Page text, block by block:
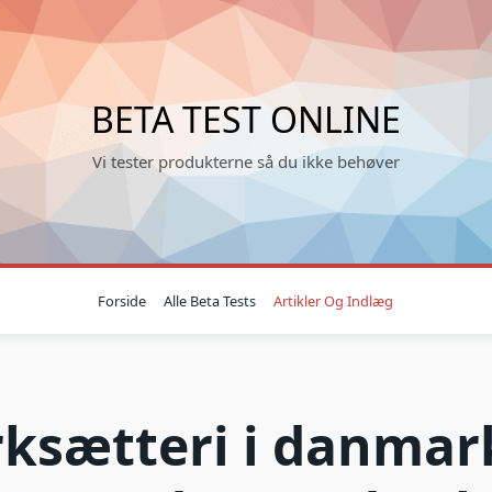
BETA TEST ONLINE
Vi tester produkterne så du ikke behøver
Forside Alle Beta Tests Artikler Og Indlæg
i